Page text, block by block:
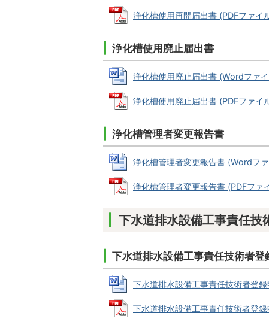
浄化槽使用再開届出書 (PDFファイ
浄化槽使用廃止届出書
浄化槽使用廃止届出書 (Wordファ
浄化槽使用廃止届出書 (PDFファイ
浄化槽管理者変更報告書
浄化槽管理者変更報告書 (Wordフ
浄化槽管理者変更報告書 (PDFファ
下水道排水設備工事責任技
下水道排水設備工事責任技術者
下水道排水設備工事責任技術者登
下水道排水設備工事責任技術者登